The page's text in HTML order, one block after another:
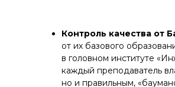
Контроль качества от
от их базового
в головном институте
каждый преподаватель
но и правильным,